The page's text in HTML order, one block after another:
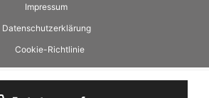
Impressum
Datenschutzerklärung
Cookie-Richtlinie